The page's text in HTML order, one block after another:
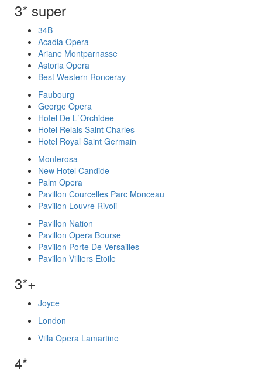
3* super
34B
Acadia Opera
Ariane Montparnasse
Astoria Opera
Best Western Ronceray
Faubourg
George Opera
Hotel De L`Orchidee
Hotel Relais Saint Charles
Hotel Royal Saint Germain
Monterosa
New Hotel Candide
Palm Opera
Pavillon Courcelles Parc Monceau
Pavillon Louvre Rivoli
Pavillon Nation
Pavillon Opera Bourse
Pavillon Porte De Versailles
Pavillon Villiers Etoile
3*+
Joyce
London
Villa Opera Lamartine
4*